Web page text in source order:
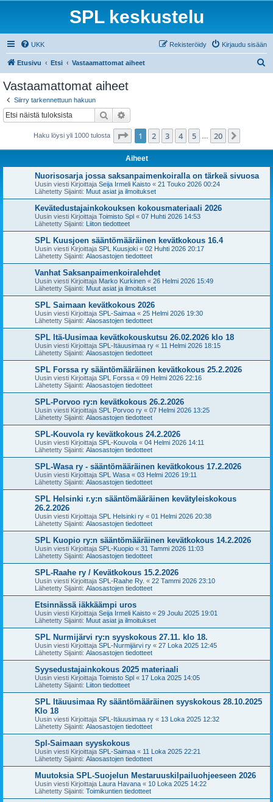
SPL keskustelu
UKK Kirjaudu sisään
Rekisteröidy
Etusivu Etsi Vastaamattomat aiheet
Vastaamattomat aiheet
Siirry tarkennettuun hakuun
Etsi
Haku löysi yli 1000 tulosta Sivu /20
1 2 3 4 5 20
Aiheet
Nuorisosarja jossa saksanpaimenkoiralla on tärkeä sivuosa
Uusin viesti Kirjoittaja Seija Irmeli Kaisto « 21 Touko 2026 00:24
Lähetetty Sijainti: Muut asiat ja ilmoitukset
Kevätedustajainkokouksen kokousmateriaali 2026
Uusin viesti Kirjoittaja Toimisto Spl « 07 Huhti 2026 14:53
Lähetetty Sijainti: Liiton tiedotteet
SPL Kuusjoen sääntömääräinen kevätkokous 16.4
Uusin viesti Kirjoittaja SPL Kuusjoki « 02 Huhti 2026 20:17
Lähetetty Sijainti: Alaosastojen tiedotteet
Vanhat Saksanpaimenkoiralehdet
Uusin viesti Kirjoittaja Marko Kurkinen « 26 Helmi 2026 15:49
Lähetetty Sijainti: Muut asiat ja ilmoitukset
SPL Saimaan kevätkokous 2026
Uusin viesti Kirjoittaja SPL-Saimaa « 25 Helmi 2026 19:30
Lähetetty Sijainti: Alaosastojen tiedotteet
SPL Itä-Uusimaa kevätkokouskutsu 26.02.2026 klo 18
Uusin viesti Kirjoittaja SPL-Itäuusimaa ry « 11 Helmi 2026 18:15
Lähetetty Sijainti: Alaosastojen tiedotteet
SPL Forssa ry sääntömääräinen kevätkokous 25.2.2026
Uusin viesti Kirjoittaja SPL Forssa « 09 Helmi 2026 22:16
Lähetetty Sijainti: Alaosastojen tiedotteet
SPL-Porvoo ry:n kevätkokous 26.2.2026
Uusin viesti Kirjoittaja SPL Porvoo ry « 07 Helmi 2026 13:25
Lähetetty Sijainti: Alaosastojen tiedotteet
SPL-Kouvola ry kevätkokous 24.2.2026
Uusin viesti Kirjoittaja SPL-Kouvola « 04 Helmi 2026 14:11
Lähetetty Sijainti: Alaosastojen tiedotteet
SPL-Wasa ry - sääntömääräinen kevätkokous 17.2.2026
Uusin viesti Kirjoittaja SPL Wasa « 03 Helmi 2026 19:11
Lähetetty Sijainti: Alaosastojen tiedotteet
SPL Helsinki r.y:n sääntömääräinen kevätyleiskokous
26.2.2026
Uusin viesti Kirjoittaja SPL Helsinki ry « 01 Helmi 2026 20:38
Lähetetty Sijainti: Alaosastojen tiedotteet
SPL Kuopio ry:n sääntömääräinen kevätkokous 14.2.2026
Uusin viesti Kirjoittaja SPL-Kuopio « 31 Tammi 2026 11:03
Lähetetty Sijainti: Alaosastojen tiedotteet
SPL-Raahe ry / Kevätkokous 15.2.2026
Uusin viesti Kirjoittaja SPL-Raahe Ry. « 22 Tammi 2026 23:10
Lähetetty Sijainti: Alaosastojen tiedotteet
Etsinnässä iäkkäämpi uros
Uusin viesti Kirjoittaja Seija Irmeli Kaisto « 29 Joulu 2025 19:01
Lähetetty Sijainti: Muut asiat ja ilmoitukset
SPL Nurmijärvi ry:n syyskokous 27.11. klo 18.
Uusin viesti Kirjoittaja SPL-Nurmijärvi ry « 27 Loka 2025 12:45
Lähetetty Sijainti: Alaosastojen tiedotteet
Syysedustajainkokous 2025 materiaali
Uusin viesti Kirjoittaja Toimisto Spl « 17 Loka 2025 14:05
Lähetetty Sijainti: Liiton tiedotteet
SPL Itäuusimaa Ry sääntömääräinen syyskokous 28.10.2025
Klo 18
Uusin viesti Kirjoittaja SPL-Itäuusimaa ry « 13 Loka 2025 12:32
Lähetetty Sijainti: Alaosastojen tiedotteet
Spl-Saimaan syyskokous
Uusin viesti Kirjoittaja SPL-Saimaa « 11 Loka 2025 22:21
Lähetetty Sijainti: Alaosastojen tiedotteet
Muutoksia SPL-Suojelun Mestaruuskilpailuohjeeseen 2026
Uusin viesti Kirjoittaja Laura Havana « 10 Loka 2025 14:22
Lähetetty Sijainti: Toimikuntien tiedotteet